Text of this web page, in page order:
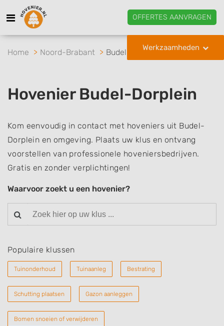
OFFERTES AANVRAGEN
Werkzaamheden
Home Noord-Brabant Budel-Dorplein
Hovenier Budel-Dorplein
Kom eenvoudig in contact met hoveniers uit Budel-
Dorplein en omgeving. Plaats uw klus en ontvang
voorstellen van professionele hoveniersbedrijven.
Gratis en zonder verplichtingen!
Waarvoor zoekt u een hovenier?
Populaire klussen
Tuinonderhoud Tuinaanleg Bestrating
Schutting plaatsen Gazon aanleggen
Bomen snoeien of verwijderen